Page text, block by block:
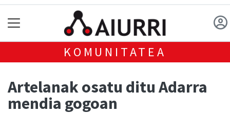
KOMUNITATEA
Artelanak osatu ditu Adarra
mendia gogoan